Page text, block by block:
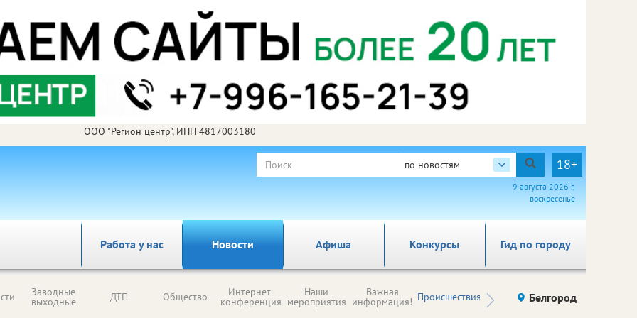
ООО "Регион центр", ИНН 4817003180
по новостям 18+
9 августа 2026 г.
воскресенье
Работа у нас Новости Афиша Гид по городу
Конкурсы
Заводные
выходные ДТП Общество Интернет-
конференция
Наши
мероприятия
Важная
информация! Происшествия Здоровье компаний (на
правах
Белгород